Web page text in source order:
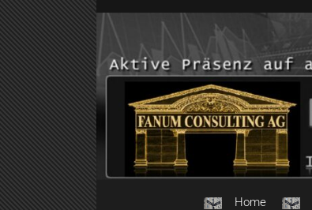
Skip to main content
Home